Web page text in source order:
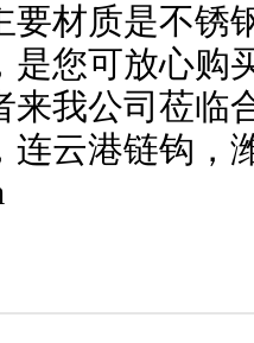
要材质是不锈
是您可放心购
来我公司莅临
连云港链钩，